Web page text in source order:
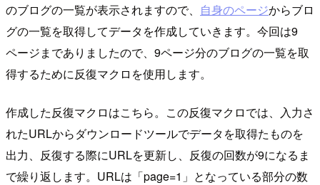
のブログの一覧が表示されますので、 自身のページからブロ
グの一覧を取得してデータを作成していきます。今回は9
ページまでありましたので、9ページ分のブログの一覧を取
得するために反復マクロを使用します。
作成した反復マクロはこちら。この反復マクロでは、入力さ
れたURLからダウンロードツールでデータを取得たものを
出力、反復する際にURLを更新し、反復の回数が9になるま
で繰り返します。URLは「page=1」となっている部分の数